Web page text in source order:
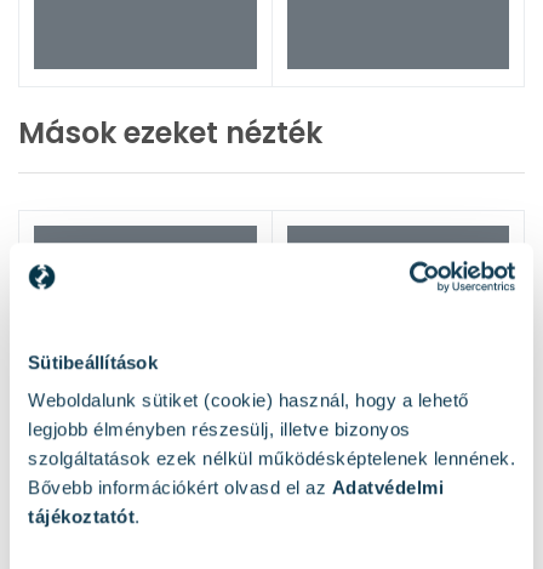
Sütibeállítások
Weboldalunk sütiket (cookie) használ, hogy a lehető
legjobb élményben részesülj, illetve bizonyos
szolgáltatások ezek nélkül működésképtelenek lennének.
Bővebb információkért olvasd el az Adatvédelmi
tájékoztatót.
Mások ezeket nézték